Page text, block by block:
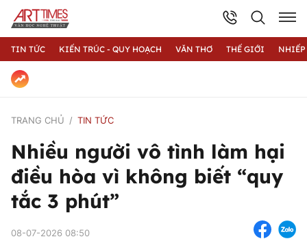
TIN TỨC KIẾN TRÚC - QUY HOẠCH VĂN THƠ THẾ GIỚI
TRANG CHỦ TIN TỨC
Nhiều người vô tình làm hại
điều hòa vì không biết “quy
tắc 3 phút”
08-07-2026 08:50